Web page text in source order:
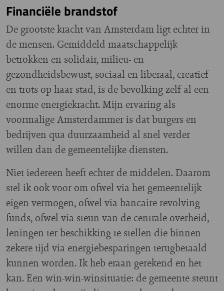
Financiële brandstof
De grootste kracht van Amsterdam ligt echter in
de mensen. Gemiddeld maatschappelijk
betrokken en solidair, milieu- en
gezondheidsbewust, sociaal en liberaal, creatief
en trots op haar stad, is de bevolking zelf al een
enorme energiekracht. Mijn ervaring als
voormalige Amsterdammer is dat burgers en
bedrijven qua duurzaamheid al snel verder
willen dan de gemeentelijke diensten.
Niet iedereen heeft echter de middelen. Daarom
stel ik ook voor om ofwel via het gemeentelijk
eigen vermogen, ofwel via bancaire revolving
funds, ofwel via steun van de centrale overheid,
leningen ter beschikking te stellen die binnen
zekere tijd via energiebesparingen terugbetaald
kunnen worden. Ik heb eraan gerekend en het
kan. Een win-win-winsituatie: de gemeente steunt